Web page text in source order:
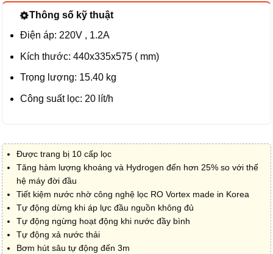
Thông số kỹ thuật
Điện áp: 220V , 1.2A
Kích thước: 440x335x575 ( mm)
Trọng lượng: 15.40 kg
Công suất lọc: 20 lít/h
Được trang bị 10 cấp lọc
Tăng hàm lượng khoáng và Hydrogen đến hơn 25% so với thế
hệ máy đời đầu
Tiết kiệm nước nhờ công nghệ lọc RO Vortex made in Korea
Tự động dừng khi áp lực đầu nguồn không đủ
Tự động ngừng hoạt động khi nước đầy bình
Tự động xả nước thải
Bơm hút sâu tự động đến 3m